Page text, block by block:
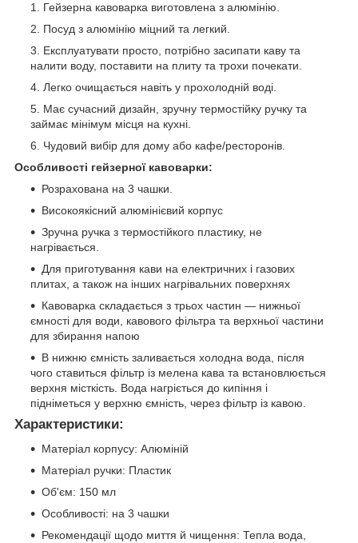
Гейзерна кавоварка виготовлена з алюмінію.
Посуд з алюмінію міцний та легкий.
Експлуатувати просто, потрібно засипати каву та
налити воду, поставити на плиту та трохи почекати.
Легко очищається навіть у прохолодній воді.
Має сучасний дизайн, зручну термостійку ручку та
займає мінімум місця на кухні.
Чудовий вибір для дому або кафе/ресторонів.
Особливості гейзерної кавоварки:
Розрахована на 3 чашки.
Високоякісний алюмінієвий корпус
Зручна ручка з термостійкого пластику, не
нагрівається.
Для приготування кави на електричних і газових
плитах, а також на інших нагрівальних поверхнях
Кавоварка складається з трьох частин — нижньої
ємності для води, кавового фільтра та верхньої частини
для збирання напою
В нижню ємність заливається холодна вода, після
чого ставиться фільтр із мелена кава та встановлюється
верхня місткість. Вода нагріється до кипіння і
підніметься у верхню ємність, через фільтр із кавою.
Характеристики:
Матеріал корпусу: Алюміній
Матеріал ручки: Пластик
Об'єм: 150 мл
Особливості: на 3 чашки
Рекомендації щодо миття й чищення: Тепла вода,